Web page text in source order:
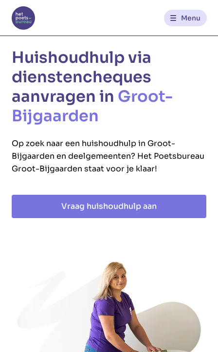
Menu
NL FR
Werknemerszone
Huishoudhulp via
dienstencheques
aanvragen in Groot-
Bijgaarden
Op zoek naar een huishoudhulp in Groot-
Bijgaarden en deelgemeenten? Het Poetsbureau
Groot-Bijgaarden staat voor je klaar!
Vraag huishoudhulp aan